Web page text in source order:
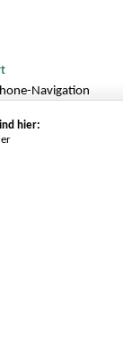
hier: